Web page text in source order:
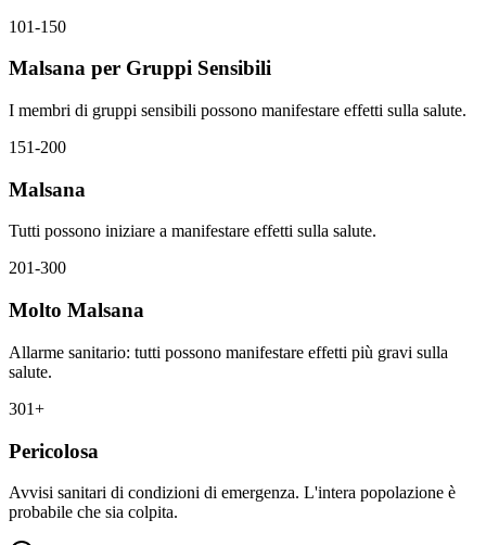
101-150
Malsana per Gruppi Sensibili
I membri di gruppi sensibili possono manifestare effetti sulla salute.
151-200
Malsana
Tutti possono iniziare a manifestare effetti sulla salute.
201-300
Molto Malsana
Allarme sanitario: tutti possono manifestare effetti più gravi sulla
salute.
301+
Pericolosa
Avvisi sanitari di condizioni di emergenza. L'intera popolazione è
probabile che sia colpita.